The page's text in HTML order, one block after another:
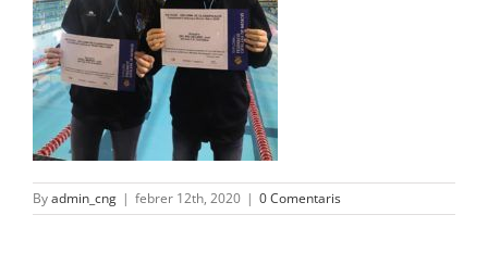
BLOG
EMPRESES
CONTACTE
Byadmin_cng | febrer 12th, 2020 | 0 Comentaris